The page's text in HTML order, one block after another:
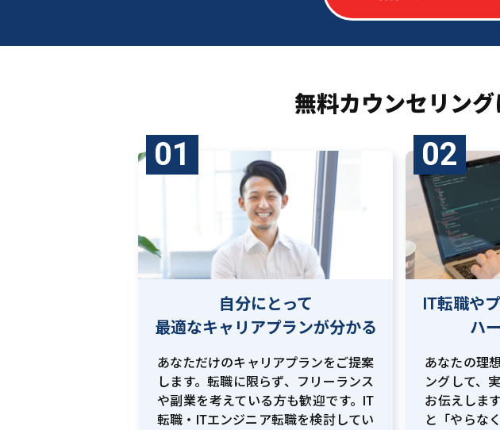
無料カウンセリング
01
自分にとって
最適なキャリアプランが分かる
あなただけのキャリアプランをご提案
します。転職に限らず、フリーランス
や副業を考えている方も歓迎です。IT
転職・ITエンジニア転職を検討してい
02
IT転職や
ハ
あなたの理
ングして、
お伝えしま
と「やらな